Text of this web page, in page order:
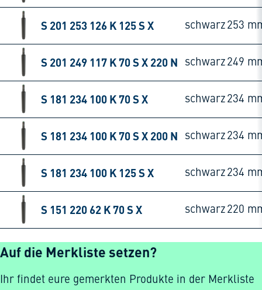
S 201 253 126 K 125 S X schwarz 253
S 201 249 117 K 70 S X 220 N schwarz 249
S 181 234 100 K 70 S X schwarz 234
S 181 234 100 K 70 S X 200 N schwarz 234
S 181 234 100 K 125 S X schwarz 234
S 151 220 62 K 70 S X schwarz 220
Auf die Merkliste setzen?
Ihr findet eure gemerkten Produkte in der Merkliste